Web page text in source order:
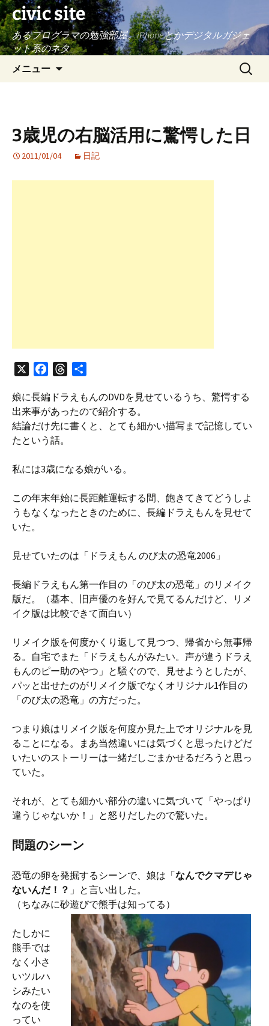
civic site
あるプログラマの勉強部屋。iPhoneとかデジタルガジェ
ット系のネタ
メニュー
へ
ッ
検
索:
3歳児の右脳活用に驚愕した日
2011/01/04 日記
c
e
b
o
k
r
e
a
娘に長編ドラえもんのDVDを見せているうち、驚愕する
出来事があったので紹介する。
結論だけ先に書くと、とても細かい描写まで記憶してい
たという話。
私には3歳になる娘がいる。
この年末年始に長距離運転する間、飽きてきてどうしよ
うもなくなったときのために、長編ドラえもんを見せて
いた。
見せていたのは「ドラえもん のび太の恐竜2006」
長編ドラえもん第一作目の「のび太の恐竜」のリメイク
版だ。（基本、旧声優のを好んで見てるんだけど、リメ
イク版は比較できて面白い）
リメイク版を何度かくり返して見つつ、帰省から無事帰
る。自宅でまた「ドラえもんがみたい。声が違うドラえ
もんのピー助のやつ」と騒ぐので、見せようとしたが、
パッと出せたのがリメイク版でなくオリジナル1作目の
「のび太の恐竜」の方だった。
つまり娘はリメイク版を何度か見た上でオリジナルを見
ることになる。まあ当然違いには気づくと思ったけどだ
いたいのストーリーは一緒だしごまかせるだろうと思っ
ていた。
それが、とても細かい部分の違いに気づいて「やっぱり
違うじゃないか！」と怒りだしたので驚いた。
問題のシーン
恐竜の卵を発掘するシーンで、娘は「なんでクマデじゃ
ないんだ！？ 」と言い出した。
（ちなみに砂遊びで熊手は知ってる）
たしかに
熊手では
なく小さ
いツルハ
シみたい
なのを使
ってい